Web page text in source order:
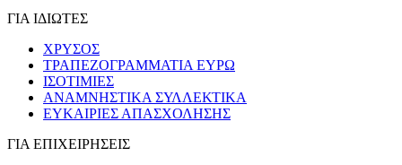
ΓΙΑ ΙΔΙΩΤΕΣ
ΧΡΥΣΟΣ
ΤΡΑΠΕΖΟΓΡΑΜΜΑΤΙΑ ΕΥΡΩ
ΙΣΟΤΙΜΙΕΣ
ΑΝΑΜΝΗΣΤΙΚΑ ΣΥΛΛΕΚΤΙΚΑ
ΕΥΚΑΙΡΙΕΣ ΑΠΑΣΧΟΛΗΣΗΣ
ΓΙΑ ΕΠΙΧΕΙΡΗΣΕΙΣ